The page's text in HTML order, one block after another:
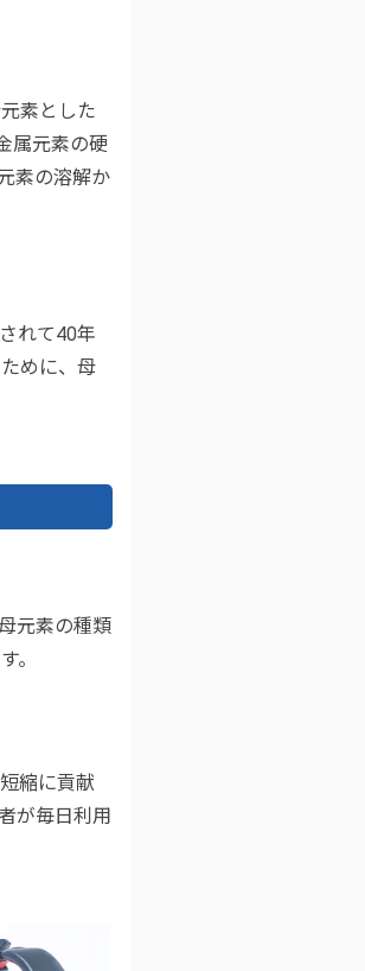
素とした
属元素の硬
素の溶解か
れて40年
めに、母
元素の種類
。
縮に貢献
が毎日利用